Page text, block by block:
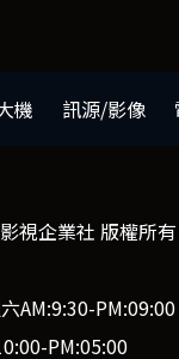
機 訊源/影像
視企業社 版權所有
AM:9:30-PM:09:00
PM:05:00